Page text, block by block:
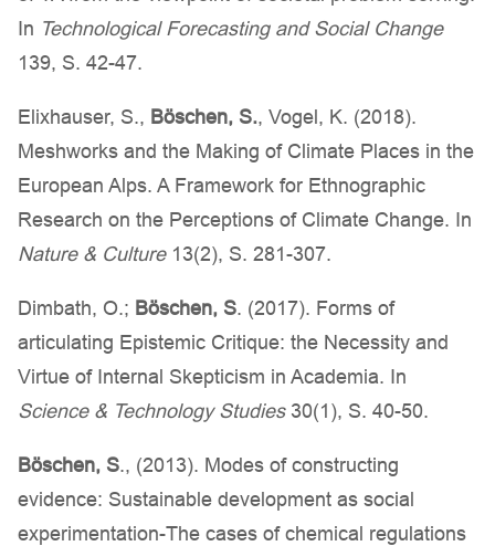
In Technological Forecasting and Social Change
139, S. 42-47.
Elixhauser, S., Böschen, S., Vogel, K. (2018).
Meshworks and the Making of Climate Places in the
European Alps. A Framework for Ethnographic
Research on the Perceptions of Climate Change. In
Nature & Culture13(2), S. 281-307.
Dimbath, O.; Böschen, S. (2017). Forms of
articulating Epistemic Critique: the Necessity and
Virtue of Internal Skepticism in Academia. In
Science & Technology Studies30(1), S. 40-50.
Böschen, S., (2013). Modes of constructing
evidence: Sustainable development as social
experimentation-The cases of chemical regulations